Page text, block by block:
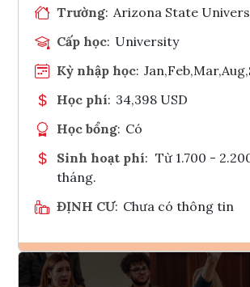
Trường: Arizona State
Cấp học: University
Kỳ nhập học:
Học phí: 34,398 USD
Học bổng: Có
Sinh hoạt phí: Từ 1.700 -
tháng.
ĐỊNH CƯ: Chưa có thông tin
Ghi danh